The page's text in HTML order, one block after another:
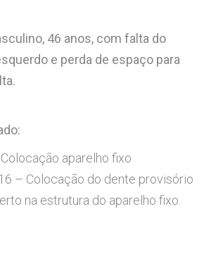
46 anos, com falta do
e perda de espaço para
aparelho fixo
– Colocação do dente provisório
na estrutura do aparelho fixo.